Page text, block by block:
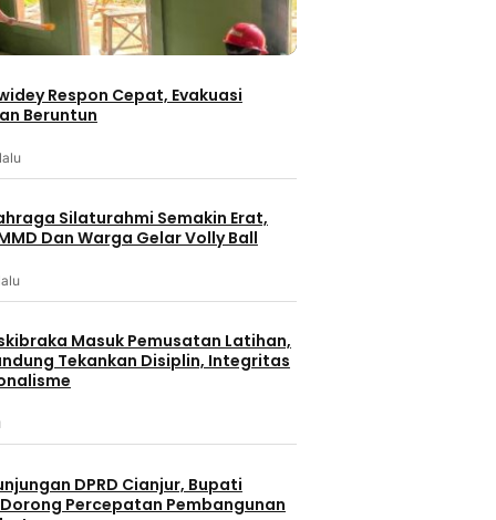
Respon Cepat, Evakuasi
Beruntun
Silaturahmi Semakin Erat,
Dan Warga Gelar Volly Ball
Masuk Pemusatan Latihan,
Tekankan Disiplin, Integritas
DPRD Cianjur, Bupati
Percepatan Pembangunan